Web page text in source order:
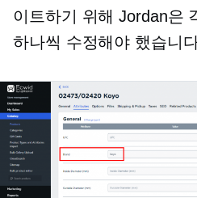
이트하기 위해 Jordan은
하나씩 수정해야 했습니